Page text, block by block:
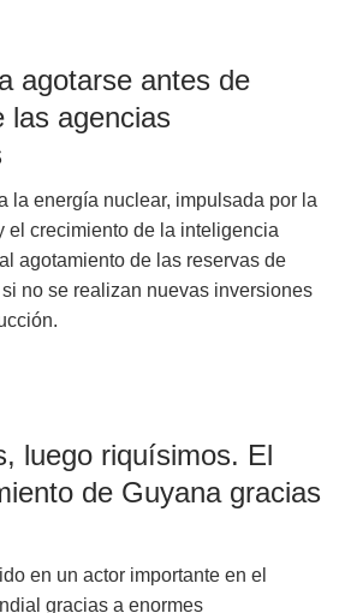
agotarse antes de
las agencias
la energía nuclear, impulsada por la
el crecimiento de la inteligencia
agotamiento de las reservas de
no se realizan nuevas inversiones
luego riquísimos. El
de Guyana gracias
en un actor importante en el
gracias a enormes